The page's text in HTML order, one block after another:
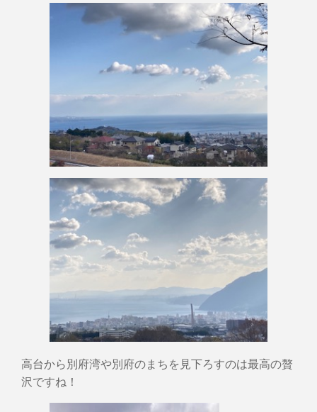
高台から別府湾や別府のまちを見下ろすのは最高の贅
沢ですね！